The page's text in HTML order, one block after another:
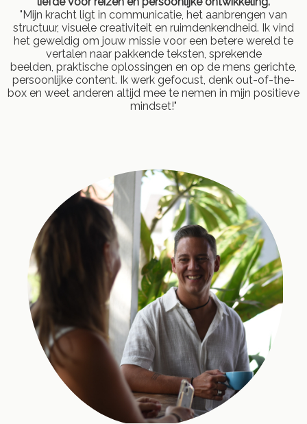
"Mijn kracht ligt in communicatie, het aanbrengen van
structuur, visuele creativiteit en ruimdenkendheid. Ik vind
het geweldig om jouw missie voor een betere wereld te
vertalen naar pakkende teksten, sprekende
beelden, praktische oplossingen en op de mens gerichte,
persoonlijke content. Ik werk gefocust, denk out-of-the-
box en weet anderen altijd mee te nemen in mijn positieve
mindset!"